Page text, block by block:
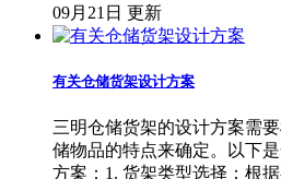
09月21日 更新
有关仓储货架设计方案
三明仓储货架的设计方案需
储物品的特点来确定。以下
方案：1. 货架类型选择：根